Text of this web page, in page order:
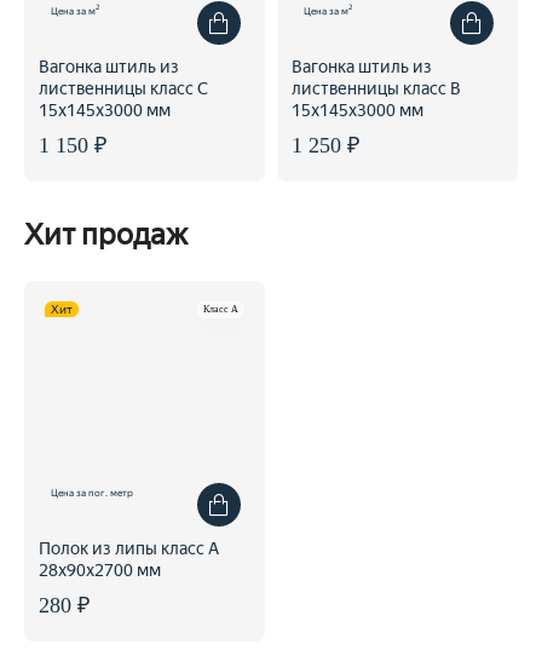
Цена за м2
Вагонка штиль из
лиственницы класс С
15x145x3000 мм
1 150 ₽
Цена за м2
Вагонка штиль из
лиственницы класс В
15x145x3000 мм
1 250 ₽
Хит продаж
Класс A
Хит
Цена за пог. метр
Полок из липы класс А
28x90x2700 мм
280 ₽